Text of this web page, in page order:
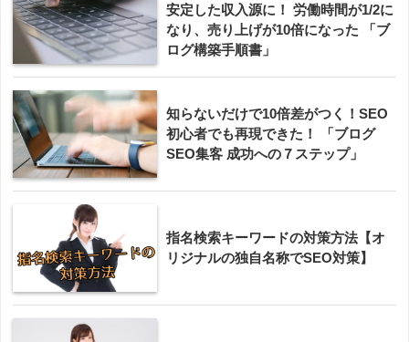
安定した収入源に！ 労働時間が1/2に
なり、売り上げが10倍になった 「ブ
ログ構築手順書」
知らないだけで10倍差がつく！SEO
初心者でも再現できた！ 「ブログ
SEO集客 成功への７ステップ」
指名検索キーワードの対策方法【オ
リジナルの独自名称でSEO対策】